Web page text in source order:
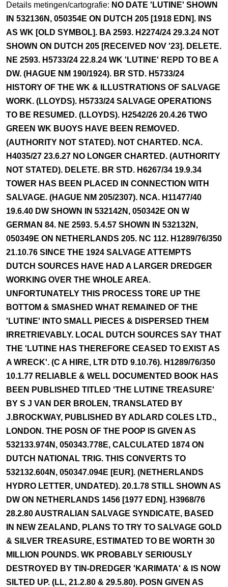
Details metingen/cartografie: NO DATE 'LUTINE' SHOWN
IN 532136N, 050354E ON DUTCH 205 [1918 EDN]. INS
AS WK [OLD SYMBOL]. BA 2593. H2274/24 29.3.24 NOT
SHOWN ON DUTCH 205 [RECEIVED NOV '23]. DELETE.
NE 2593. H5733/24 22.8.24 WK 'LUTINE' REPD TO BE A
DW. (HAGUE NM 190/1924). BR STD. H5733/24
HISTORY OF THE WK & ILLUSTRATIONS OF SALVAGE
WORK. (LLOYDS). H5733/24 SALVAGE OPERATIONS
TO BE RESUMED. (LLOYDS). H2542/26 20.4.26 TWO
GREEN WK BUOYS HAVE BEEN REMOVED.
(AUTHORITY NOT STATED). NOT CHARTED. NCA.
H4035/27 23.6.27 NO LONGER CHARTED. (AUTHORITY
NOT STATED). DELETE. BR STD. H6267/34 19.9.34
TOWER HAS BEEN PLACED IN CONNECTION WITH
SALVAGE. (HAGUE NM 205/2307). NCA. H11477/40
19.6.40 DW SHOWN IN 532142N, 050342E ON W
GERMAN 84. NE 2593. 5.4.57 SHOWN IN 532132N,
050349E ON NETHERLANDS 205. NC 112. H1289/76/350
21.10.76 SINCE THE 1924 SALVAGE ATTEMPTS
DUTCH SOURCES HAVE HAD A LARGER DREDGER
WORKING OVER THE WHOLE AREA.
UNFORTUNATELY THIS PROCESS TORE UP THE
BOTTOM & SMASHED WHAT REMAINED OF THE
'LUTINE' INTO SMALL PIECES & DISPERSED THEM
IRRETRIEVABLY. LOCAL DUTCH SOURCES SAY THAT
THE 'LUTINE HAS THEREFORE CEASED TO EXIST AS
A WRECK'. (C A HIRE, LTR DTD 9.10.76). H1289/76/350
10.1.77 RELIABLE & WELL DOCUMENTED BOOK HAS
BEEN PUBLISHED TITLED 'THE LUTINE TREASURE'
BY S J VAN DER BROLEN, TRANSLATED BY
J.BROCKWAY, PUBLISHED BY ADLARD COLES LTD.,
LONDON. THE POSN OF THE POOP IS GIVEN AS
532133.974N, 050343.778E, CALCULATED 1874 ON
DUTCH NATIONAL TRIG. THIS CONVERTS TO
532132.604N, 050347.094E [EUR]. (NETHERLANDS
HYDRO LETTER, UNDATED). 20.1.78 STILL SHOWN AS
DW ON NETHERLANDS 1456 [1977 EDN]. H3968/76
28.2.80 AUSTRALIAN SALVAGE SYNDICATE, BASED
IN NEW ZEALAND, PLANS TO TRY TO SALVAGE GOLD
& SILVER TREASURE, ESTIMATED TO BE WORTH 30
MILLION POUNDS. WK PROBABLY SERIOUSLY
DESTROYED BY TIN-DREDGER 'KARIMATA' & IS NOW
SILTED UP. (LL, 21.2.80 & 29.5.80). POSN GIVEN AS